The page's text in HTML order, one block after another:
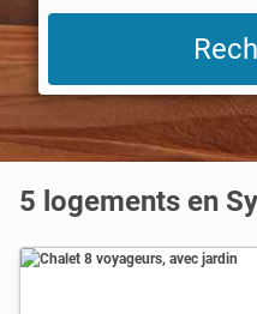
5 logements en